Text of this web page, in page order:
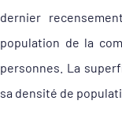
dernier
population de la
personnes. La
sa densité de